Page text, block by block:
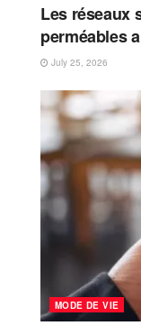
Les réseaux
perméables
July 25, 2026
MODE DE VIE